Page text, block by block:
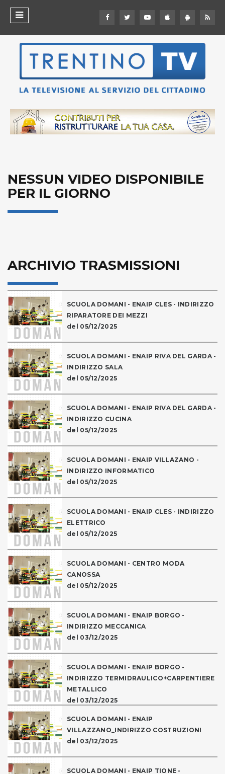
NESSUN VIDEO DISPONIBILE
PER IL GIORNO
ARCHIVIO TRASMISSIONI
SCUOLA DOMANI - ENAIP CLES - INDIRIZZO
RIPARATORE DEI MEZZI
del 05/12/2025
SCUOLA DOMANI - ENAIP RIVA DEL GARDA -
INDIRIZZO SALA
del 05/12/2025
SCUOLA DOMANI - ENAIP RIVA DEL GARDA -
INDIRIZZO CUCINA
del 05/12/2025
SCUOLA DOMANI - ENAIP VILLAZANO -
INDIRIZZO INFORMATICO
del 05/12/2025
SCUOLA DOMANI - ENAIP CLES - INDIRIZZO
ELETTRICO
del 05/12/2025
SCUOLA DOMANI - CENTRO MODA
CANOSSA
del 05/12/2025
SCUOLA DOMANI - ENAIP BORGO -
INDIRIZZO MECCANICA
del 03/12/2025
SCUOLA DOMANI - ENAIP BORGO -
INDIRIZZO TERMIDRAULICO+CARPENTIERE
METALLICO
del 03/12/2025
SCUOLA DOMANI - ENAIP
VILLAZZANO_INDIRIZZO COSTRUZIONI
del 03/12/2025
SCUOLA DOMANI - ENAIP TIONE -